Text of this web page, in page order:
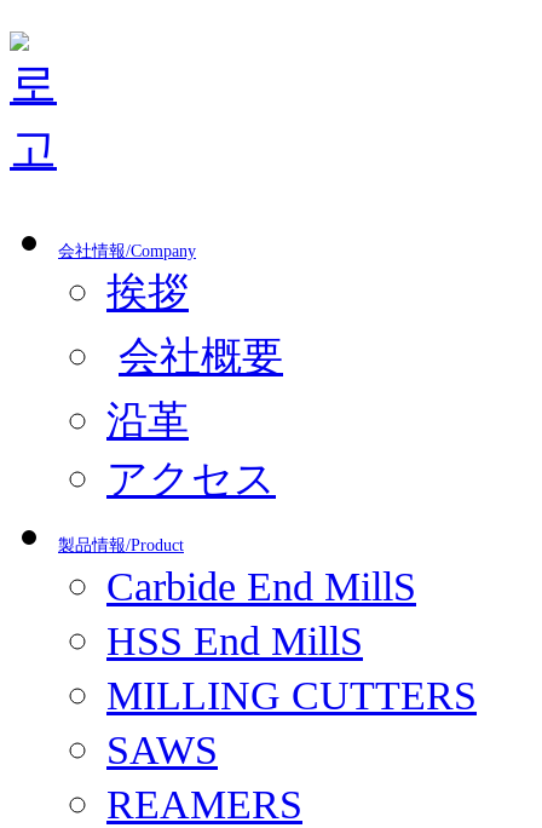
会社情報/Company
挨拶
会社概要
沿革
アクセス
製品情報/Product
Carbide End MillS
HSS End MillS
MILLING CUTTERS
SAWS
REAMERS